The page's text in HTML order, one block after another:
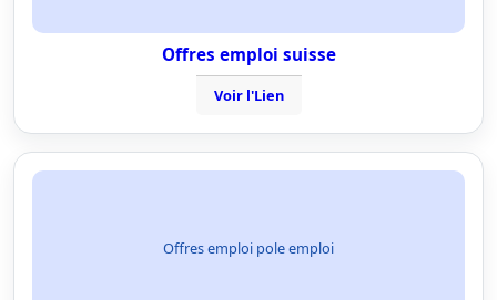
Offres emploi suisse
Voir l'Lien
Offres emploi pole emploi